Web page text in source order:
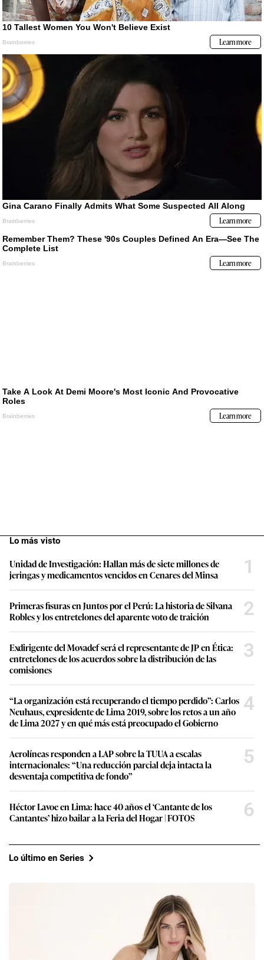
Lo más visto
Unidad de Investigación: Hallan más de siete millones de
jeringas y medicamentos vencidos en Cenares del Minsa
1
Primeras fisuras en Juntos por el Perú: La historia de Silvana
Robles y los entretelones del aparente voto de traición
2
Exdirigente del Movadef será el representante de JP en Ética:
entretelones de los acuerdos sobre la distribución de las
comisiones
3
“La organización está recuperando el tiempo perdido”: Carlos
Neuhaus, expresidente de Lima 2019, sobre los retos a un año
de Lima 2027 y en qué más está preocupado el Gobierno
4
Aerolíneas responden a LAP sobre la TUUA a escalas
internacionales: “Una reducción parcial deja intacta la
desventaja competitiva de fondo”
5
Héctor Lavoe en Lima: hace 40 años el ‘Cantante de los
Cantantes’ hizo bailar a la Feria del Hogar | FOTOS
6
Lo último en Series